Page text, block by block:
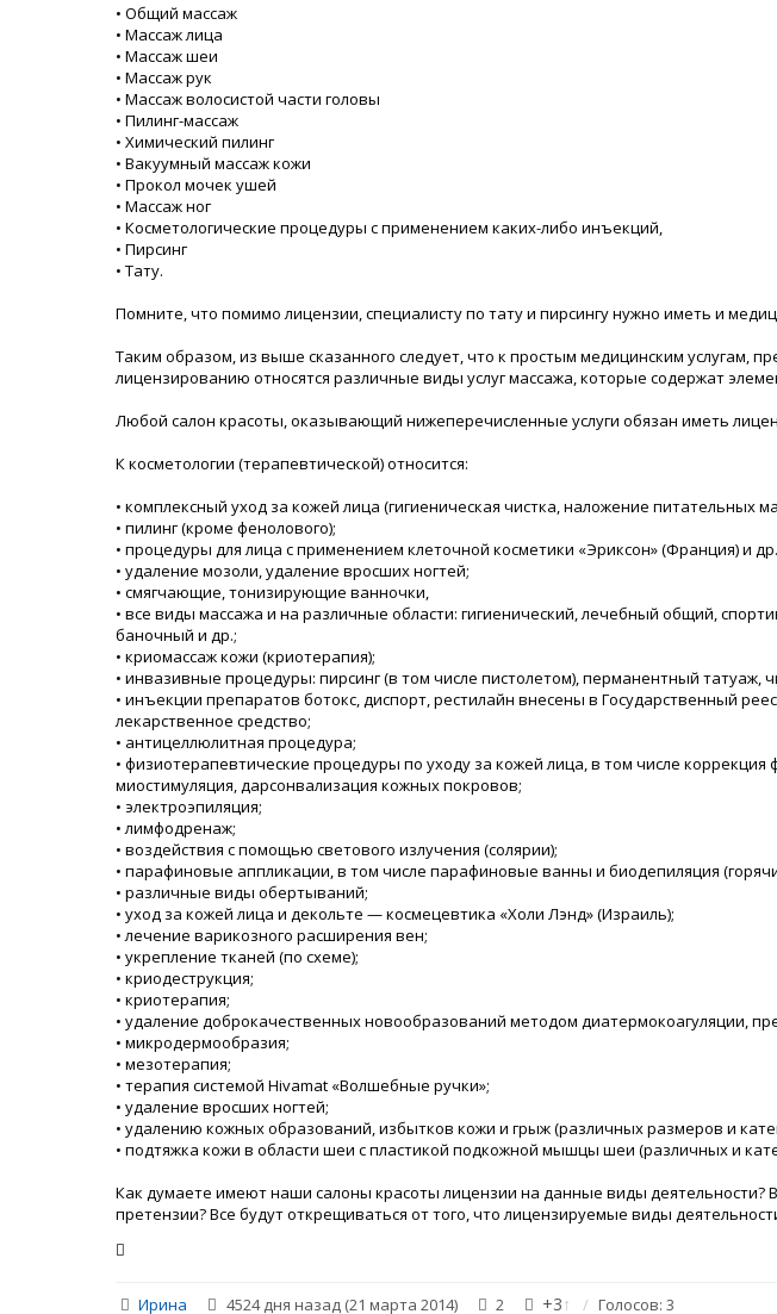
• Общий массаж
• Массаж лица
• Массаж шеи
• Массаж рук
• Массаж волосистой части головы
• Пилинг-массаж
• Химический пилинг
• Вакуумный массаж кожи
• Прокол мочек ушей
• Массаж ног
• Косметологические процедуры с применением каких-либо инъекций,
• Пирсинг
• Тату.
Помните, что помимо лицензии, специалисту по тату и пирсингу нужно иметь и
Таким образом, из выше сказанного следует, что к простым медицинским услугам,
лицензированию относятся различные виды услуг массажа, которые содержат
Любой салон красоты, оказывающий нижеперечисленные услуги обязан иметь
К косметологии (терапевтической) относится:
• комплексный уход за кожей лица (гигиеническая чистка, наложение питательных
• пилинг (кроме фенолового);
• процедуры для лица с применением клеточной косметики «Эриксон» (Франция) и
• удаление мозоли, удаление вросших ногтей;
• смягчающие, тонизирующие ванночки,
• все виды массажа и на различные области: гигиенический, лечебный общий,
баночный и др.;
• криомассаж кожи (криотерапия);
• инвазивные процедуры: пирсинг (в том числе пистолетом), перманентный татуаж,
• инъекции препаратов ботокс, диспорт, рестилайн внесены в Государственный
лекарственное средство;
• антицеллюлитная процедура;
• физиотерапевтические процедуры по уходу за кожей лица, в том числе
миостимуляция, дарсонвализация кожных покровов;
• электроэпиляция;
• лимфодренаж;
• воздействия с помощью светового излучения (солярии);
• парафиновые аппликации, в том числе парафиновые ванны и биодепиляция
• различные виды обертываний;
• уход за кожей лица и декольте — космецевтика «Холи Лэнд» (Израиль);
• лечение варикозного расширения вен;
• укрепление тканей (по схеме);
• криодеструкция;
• криотерапия;
• удаление доброкачественных новообразований методом диатермокоагуляции,
• микродермообразия;
• мезотерапия;
• терапия системой Hivamat «Волшебные ручки»;
• удаление вросших ногтей;
• удалению кожных образований, избытков кожи и грыж (различных размеров и
• подтяжка кожи в области шеи с пластикой подкожной мышцы шеи (различных и
Как думаете имеют наши салоны красоты лицензии на данные виды деятельности?
претензии? Все будут открещиваться от того, что лицензируемые виды
Ирина 4524 дня назад (21 марта 2014) 2 +3↑ Голосов: 3